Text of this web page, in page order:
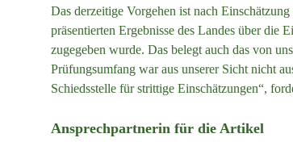
Das derzeitige Vorgehen ist nach
präsentierten Ergebnisse des Landes über die
zugegeben wurde. Das belegt auch das von
Prüfungsumfang war aus unserer Sicht nicht
Schiedsstelle für strittige Einschätzungen“,
Ansprechpartnerin für die Artikel